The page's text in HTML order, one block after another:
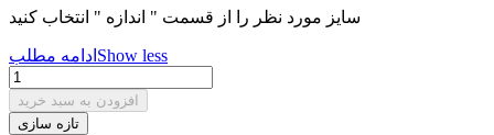
سایز مورد نظر را از قسمت " اندازه " انتخاب کنید
ادامه مطلب Show less
افزودن به سبد خرید